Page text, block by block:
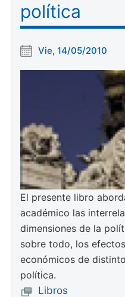
política
Vie, 14/05/2010
El presente libro
académico las
dimensiones de la
sobre todo, los
económicos de
política.
Libros